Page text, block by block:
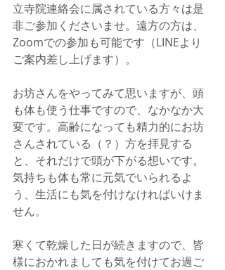
立寺院連絡会に属されている方々は是
非ご参加くださいませ。遠方の方は、
Zoomでの参加も可能です（LINEより
ご案内差し上げます）。
お坊さんをやってみて思いますが、頭
も体も使う仕事ですので、なかなか大
変です。高齢になっても精力的にお坊
さんされている（？）方を拝見する
と、それだけで頭が下がる想いです。
気持ちも体も常に元気でいられるよ
う、生活にも気を付けなければいけま
せん。
寒くて乾燥した日が続きますので、皆
様におかれましても気を付けてお過ご